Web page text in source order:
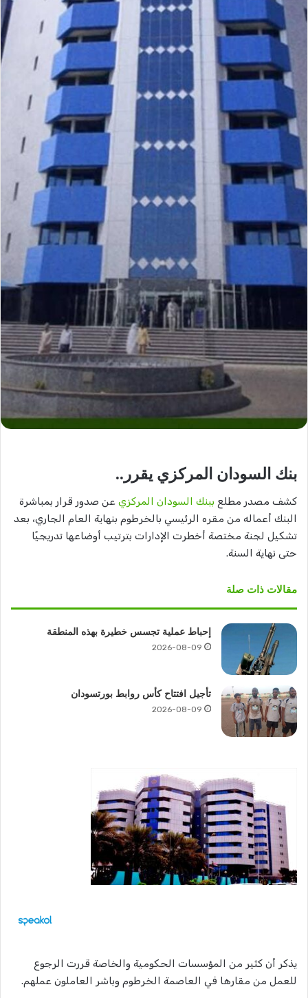
بنك السودان المركزي يقرر..
كشف مصدر مطلع ببنك السودان المركزي عن صدور قرار بمباشرة
البنك أعماله من مقره الرئيسي بالخرطوم بنهاية العام الجاري، بعد
تشكيل لجنة مختصة أخطرت الإدارات بترتيب أوضاعها تدريجيًا
حتى نهاية السنة.
مقالات ذات صلة
إحباط عملية تجسس خطيرة بهذه المنطقة
2026-08-09
تأجيل افتتاح كأس روابط بورتسودان
2026-08-09
يذكر أن كثير من المؤسسات الحكومية والخاصة قررت الرجوع
للعمل من مقارها في العاصمة الخرطوم وباشر العاملون عملهم.